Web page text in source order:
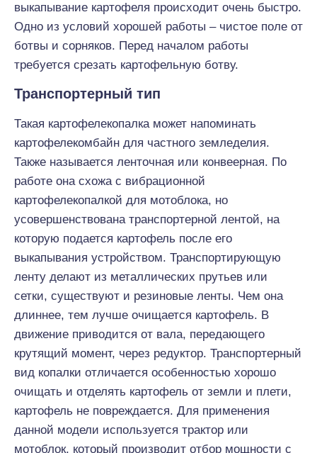
выкапывание картофеля происходит очень быстро.
Одно из условий хорошей работы – чистое поле от
ботвы и сорняков. Перед началом работы
требуется срезать картофельную ботву.
Транспортерный тип
Такая картофелекопалка может напоминать
картофелекомбайн для частного земледелия.
Также называется ленточная или конвеерная. По
работе она схожа с вибрационной
картофелекопалкой для мотоблока, но
усовершенствована транспортерной лентой, на
которую подается картофель после его
выкапывания устройством. Транспортирующую
ленту делают из металлических прутьев или
сетки, существуют и резиновые ленты. Чем она
длиннее, тем лучше очищается картофель. В
движение приводится от вала, передающего
крутящий момент, через редуктор. Транспортерный
вид копалки отличается особенностью хорошо
очищать и отделять картофель от земли и плети,
картофель не повреждается. Для применения
данной модели используется трактор или
мотоблок, который производит отбор мощности с